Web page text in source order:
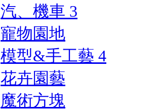
汽、機車 3
寵物園地
模型&手工藝 4
花卉園藝
魔術方塊